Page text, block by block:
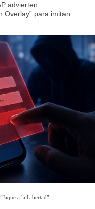
advierten
Overlay” para imitan
a la Libertad”